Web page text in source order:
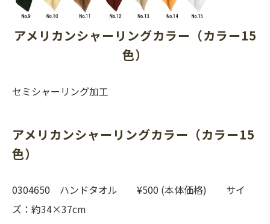
アメリカンシャーリングカラー（カラー15
色）
セミシャーリング加工
アメリカンシャーリングカラー（カラー15
色）
0304650 ハンドタオル ¥500 (本体価格) サイ
ズ：約34×37cm